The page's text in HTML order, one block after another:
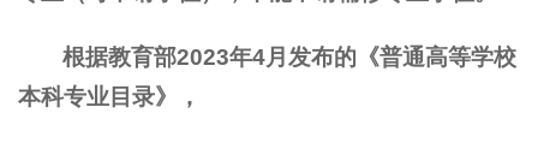
根据教育部2023年4月发布的《普通高等学校
本科专业目录》，